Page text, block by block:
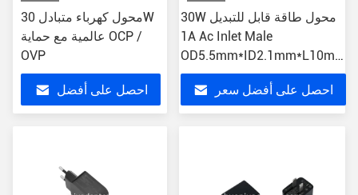
محول كهرباء متبادل 30W
عالمية مع حماية OCP /
OVP
احصل على أفضل
30W محول طاقة قابل للتبديل
1A Ac Inlet Male
OD5.5mm*ID2.1mm*L10mm
DC Connector
احصل على أفضل سعر